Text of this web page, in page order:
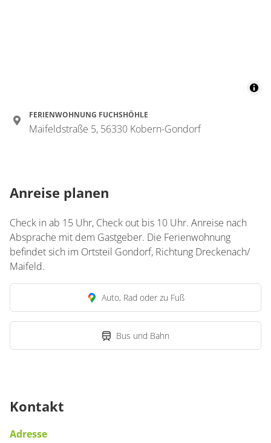
FERIENWOHNUNG FUCHSHÖHLE
Maifeldstraße 5, 56330 Kobern-Gondorf
Anreise planen
Check in ab 15 Uhr, Check out bis 10 Uhr. Anreise nach
Absprache mit dem Gastgeber. Die Ferienwohnung
befindet sich im Ortsteil Gondorf, Richtung Dreckenach/
Maifeld.
Auto, Rad oder zu Fuß
Bus und Bahn
Kontakt
Adresse